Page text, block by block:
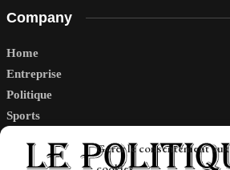
Gérer le consentement aux
Company
Home
Entreprise
Politique
Sports